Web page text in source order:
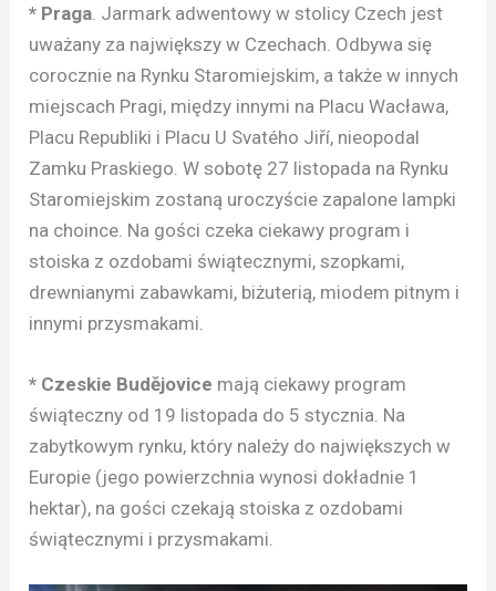
* Praga . Jarmark adwentowy w stolicy Czech jest
uważany za największy w Czechach. Odbywa się
corocznie na Rynku Staromiejskim, a także w innych
miejscach Pragi, między innymi na Placu Wacława,
Placu Republiki i Placu U Svatého Jiří, nieopodal
Zamku Praskiego. W sobotę 27 listopada na Rynku
Staromiejskim zostaną uroczyście zapalone lampki
na choince. Na gości czeka ciekawy program i
stoiska z ozdobami świątecznymi, szopkami,
drewnianymi zabawkami, biżuterią, miodem pitnym i
innymi przysmakami.
* Czeskie Budějovice mają ciekawy program
świąteczny od 19 listopada do 5 stycznia. Na
zabytkowym rynku, który należy do największych w
Europie (jego powierzchnia wynosi dokładnie 1
hektar), na gości czekają stoiska z ozdobami
świątecznymi i przysmakami.